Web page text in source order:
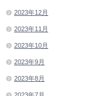
2023年12月
2023年11月
2023年10月
2023年9月
2023年8月